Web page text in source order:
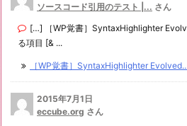
ソースコード引用のテスト |... さん
[…] ［WP覚書］SyntaxHighlighter
る項目 [& ...
［WP覚書］SyntaxHighlighter Evolved...
2015年7月1日
eccube.org さん